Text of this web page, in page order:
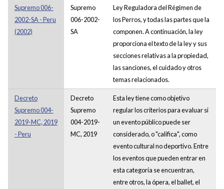
Supremo 006-
2002-SA - Peru
(2002)
Supremo
006-2002-
SA
Ley Reguladora del Régimen de
los Perros, y todas las partes que la
componen. A continuación, la ley
proporciona el texto de la ley y sus
secciones relativas a la propiedad,
las sanciones, el cuidado y otros
temas relacionados.
Decreto
Supremo 004-
2019-MC, 2019
- Peru
Decreto
Supremo
004-2019-
MC, 2019
Esta ley tiene como objetivo
regular los criterios para evaluar si
un evento público puede ser
considerado, o "califica", como
evento cultural no deportivo. Entre
los eventos que pueden entrar en
esta categoría se encuentran,
entre otros, la ópera, el ballet, el